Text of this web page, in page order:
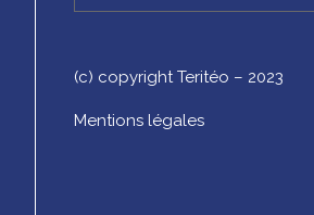
(c) copyright Teritéo – 2023
Mentions légales